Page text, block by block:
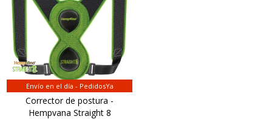
Envío en el día - PedidosYa
Corrector de postura -
Hempvana Straight 8